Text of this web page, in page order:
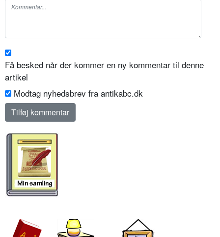
Få besked når der kommer en ny kommentar til denne
artikel
Modtag nyhedsbrev fra antikabc.dk